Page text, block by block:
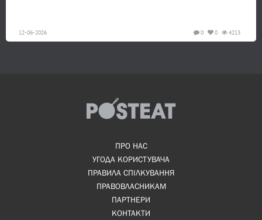
12-06-2026 4213
0
0
ПРО НАС
УГОДА КОРИСТУВАЧА
ПРАВИЛА СПІЛКУВАННЯ
ПРАВОВЛАСНИКАМ
ПАРТНЕРИ
КОНТАКТИ